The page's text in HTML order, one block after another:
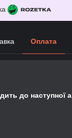
Оплата
до наступної